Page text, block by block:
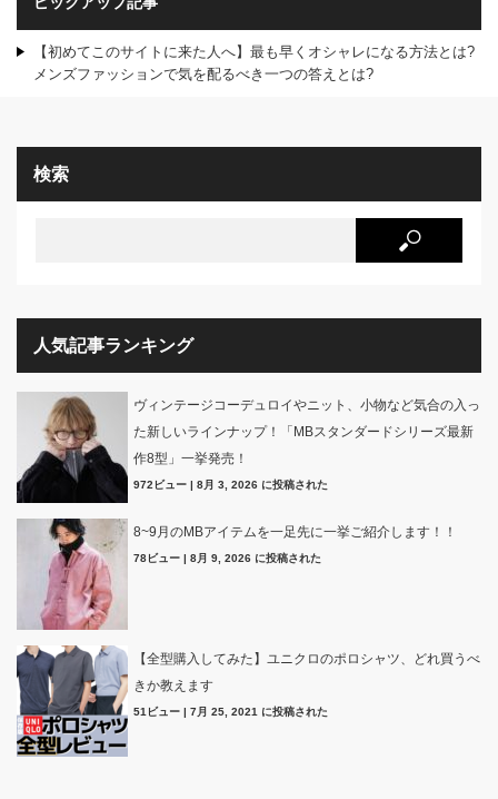
【初めてこのサイトに来た人へ】最も早くオシャレになる方法とは?
メンズファッションで気を配るべき一つの答えとは?
検索
人気記事ランキング
ヴィンテージコーデュロイやニット、小物など気合の入っ
た新しいラインナップ！「MBスタンダードシリーズ最新
作8型」一挙発売！
972ビュー | 8月 3, 2026 に投稿された
8~9月のMBアイテムを一足先に一挙ご紹介します！！
78ビュー | 8月 9, 2026 に投稿された
【全型購入してみた】ユニクロのポロシャツ、どれ買うべ
きか教えます
51ビュー | 7月 25, 2021 に投稿された